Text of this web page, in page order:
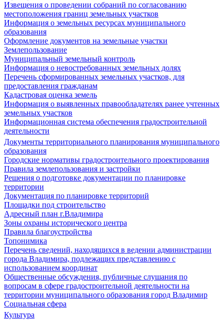
Извещения о проведении собраний по согласованию
местоположения границ земельных участков
Информация о земельных ресурсах муниципального
образования
Оформление документов на земельные участки
Землепользование
Муниципальный земельный контроль
Информация о невостребованных земельных долях
Перечень сформированных земельных участков, для
предоставления гражданам
Кадастровая оценка земель
Информация о выявленных правообладателях ранее учтенных
земельных участков
Информационная система обеспечения градостроительной
деятельности
Документы территориального планирования муниципального
образования
Городские нормативы градостроительного проектирования
Правила землепользования и застройки
Решения о подготовке документации по планировке
территории
Документация по планировке территорий
Площадки под строительство
Адресный план г.Владимира
Зоны охраны исторического центра
Правила благоустройства
Топонимика
Перечень сведений, находящихся в ведении администрации
города Владимира, подлежащих представлению с
использованием координат
Общественные обсуждения, публичные слушания по
вопросам в сфере градостроительной деятельности на
территории муниципального образования город Владимир
Социальная сфера
Культура